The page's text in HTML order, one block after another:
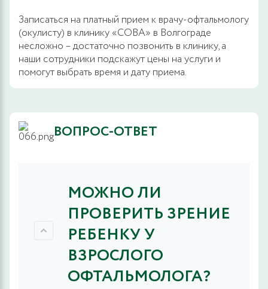
Записаться на платный прием к врачу-офтальмологу
(окулисту) в клинику «СОВА» в Волгограде
несложно – достаточно позвонить в клинику, а
наши сотрудники подскажут цены на услуги и
помогут выбрать время и дату приема.
ВОПРОС-ОТВЕТ
МОЖНО ЛИ
ПРОВЕРИТЬ ЗРЕНИЕ
РЕБЕНКУ У
ВЗРОСЛОГО
ОФТАЛЬМОЛОГА?